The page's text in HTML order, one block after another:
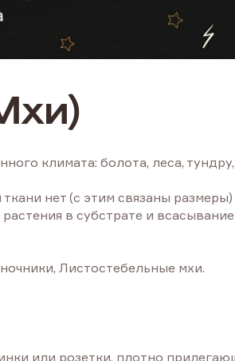
климата: болота, леса,
нет (с этим связаны размеры)
в субстрате и
Листостебельные мхи.
или розетки, плотно